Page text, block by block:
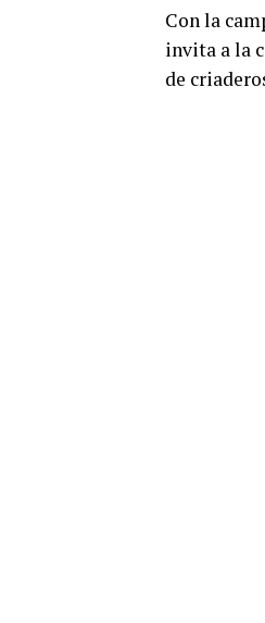
Con la
invita a la
de